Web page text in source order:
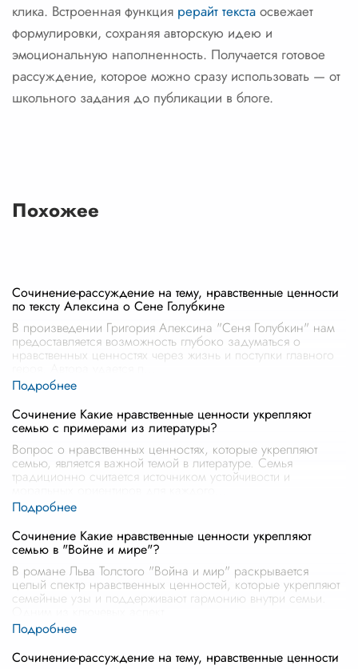
клика. Встроенная функция рерайт текста освежает
формулировки, сохраняя авторскую идею и
эмоциональную наполненность. Получается готовое
рассуждение, которое можно сразу использовать — от
школьного задания до публикации в блоге.
Похожее
Сочинение-рассуждение на тему, нравственные ценности
по тексту Алексина о Сене Голубкине
В произведении Григория Алексина "Сеня Голубкин" нам
предоставляется возможность глубоко задуматься о
нравственных ценностях через жизнь и поступки главного
Сочинение Какие нравственные ценности укрепляют
семью с примерами из литературы?
Вопрос о нравственных ценностях, которые укрепляют
семью, является важной темой в литературе. Семья
традиционно считается источником устойчивости и
Сочинение Какие нравственные ценности укрепляют
семью в "Войне и мире"?
В романе Льва Толстого "Война и мир" раскрывается
целый спектр нравственных ценностей, которые укрепляют
семейные узы и поддерживают гармонию внутри семьи.
Сочинение-рассуждение на тему, нравственные ценности